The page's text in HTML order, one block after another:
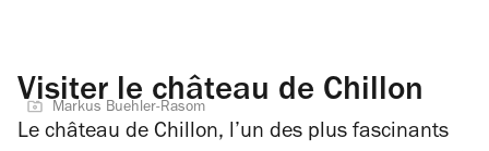
Visiter le château de Chillon
Markus Buehler-Rasom
Le château de Chillon, l’un des plus fascinants